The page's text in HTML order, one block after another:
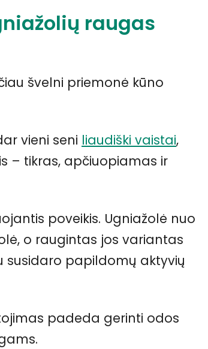
raugas
švelni priemonė kūno
vieni seni liaudiški vaistai,
– tikras, apčiuopiamas ir
poveikis. Ugniažolė nuo
o raugintas jos variantas
susidaro papildomų aktyvių
padeda gerinti odos